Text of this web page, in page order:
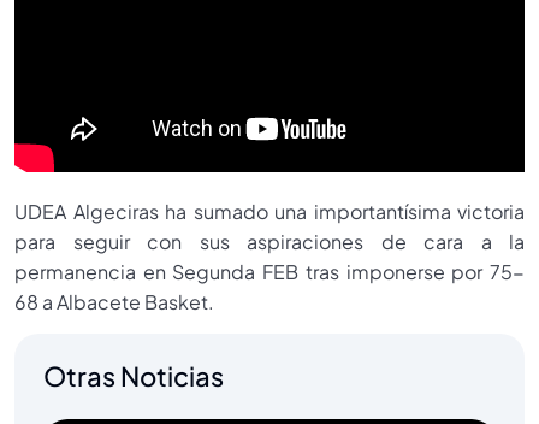
UDEA Algeciras ha sumado una importantísima victoria
para seguir con sus aspiraciones de cara a la
permanencia en Segunda FEB tras imponerse por 75-
68 a Albacete Basket.
Otras Noticias